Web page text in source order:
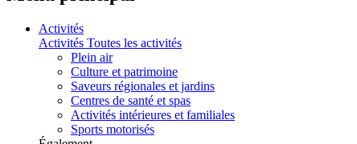
Activités
Activités Toutes les activités
Plein air
Culture et patrimoine
Saveurs régionales et jardins
Centres de santé et spas
Activités intérieures et familiales
Sports motorisés